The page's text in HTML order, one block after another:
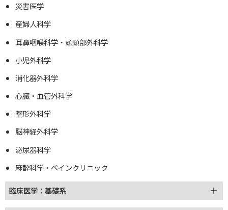
災害医学
産婦人科学
耳鼻咽喉科学・頭頸部外科学
小児外科学
消化器外科学
心臓・血管外科学
整形外科学
脳神経外科学
泌尿器科学
麻酔科学・ペインクリニック
臨床医学：基礎系